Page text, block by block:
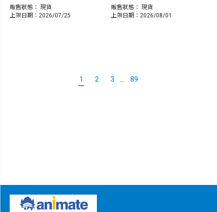
販售狀態： 現貨
上架日期：2026/07/25
販售狀態： 現貨
上架日期：2026/08/01
1 2 3 ... 89